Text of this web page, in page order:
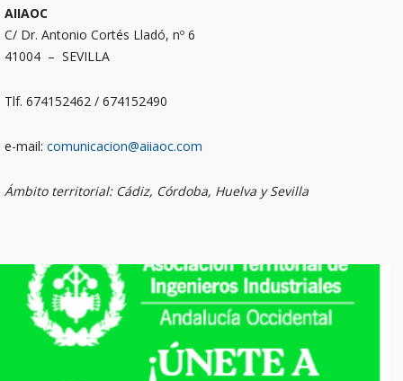
AIIAOC
C/ Dr. Antonio Cortés Lladó, nº 6
41004 – SEVILLA
Tlf. 674152462 / 674152490
e-mail: comunicacion@aiiaoc.com
Ámbito territorial: Cádiz, Córdoba, Huelva y Sevilla